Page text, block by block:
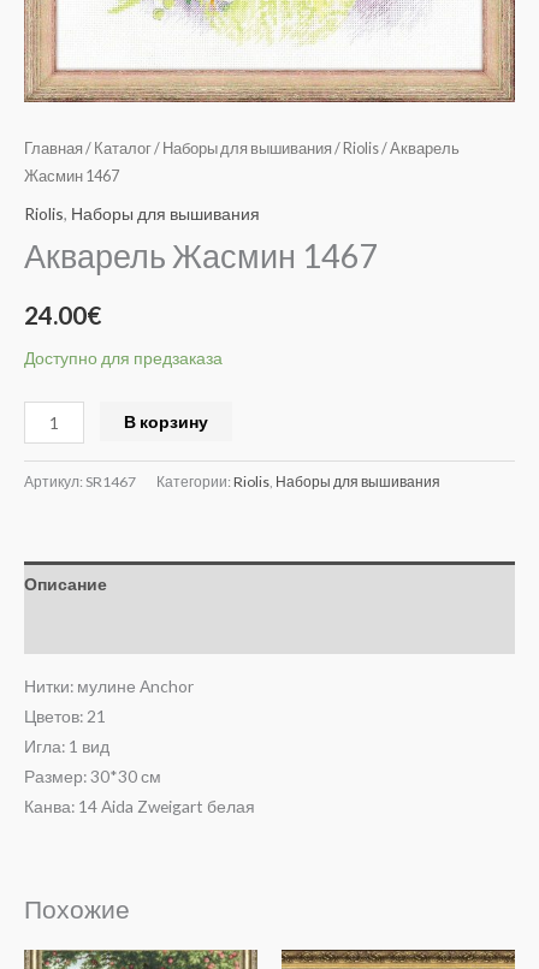
Главная / Каталог/ Наборы для вышивания / Riolis/ Акварель
Жасмин 1467
Riolis, Наборы для вышивания
Акварель Жасмин 1467
24.00€
Доступно для предзаказа
В корзину
Артикул: SR1467 Категории: Riolis Наборы для вышивания
Описание
Нитки: мулине Anchor
Цветов: 21
Игла: 1 вид
Размер: 30*30 см
Канва: 14 Aida Zweigart белая
Похожие